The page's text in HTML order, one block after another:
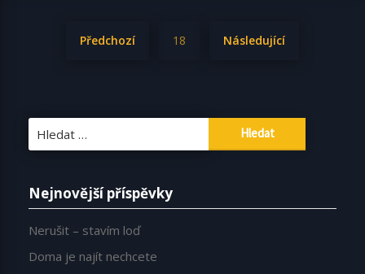
příspěvků
Předchozí 18 Následující
Nejnovější příspěvky
Nerušit – stavím loď
Doma je najít nechcete